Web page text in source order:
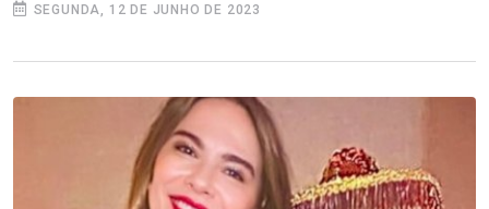
SEGUNDA, 12 DE JUNHO DE 2023